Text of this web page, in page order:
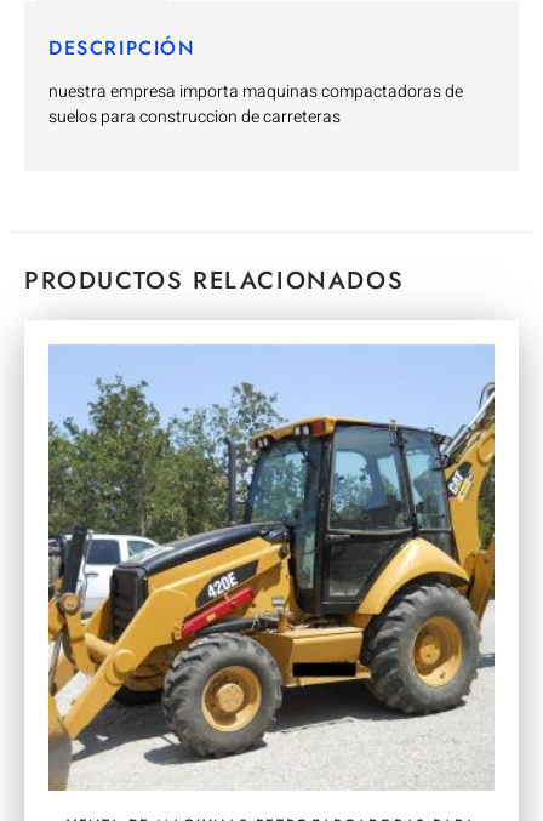
DESCRIPCIÓN
nuestra empresa importa maquinas compactadoras de
suelos para construccion de carreteras
PRODUCTOS RELACIONADOS